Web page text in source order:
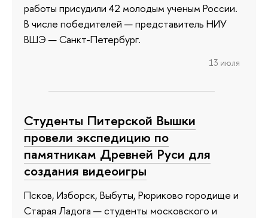
работы присудили 42 молодым ученым России.
В числе победителей — представитель НИУ
ВШЭ — Санкт-Петербург.
13 июля
Студенты Питерской Вышки
провели экспедицию по
памятникам Древней Руси для
создания видеоигры
Псков, Изборск, Выбуты, Рюриково городище и
Старая Ладога — студенты московского и